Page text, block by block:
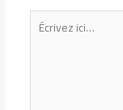
Écrivez
ici…